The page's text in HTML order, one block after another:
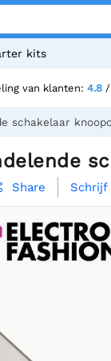
kits
van klanten: 4.8 /
schakelaar
Share Schrijf